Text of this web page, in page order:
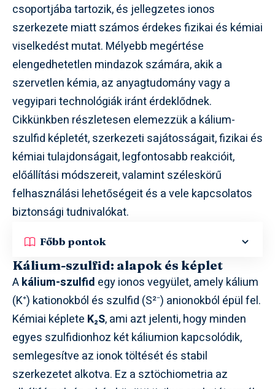
csoportjába tartozik, és jellegzetes ionos
szerkezete miatt számos érdekes fizikai és kémiai
viselkedést mutat. Mélyebb megértése
elengedhetetlen mindazok számára, akik a
szervetlen kémia, az anyagtudomány vagy a
vegyipari technológiák iránt érdeklődnek.
Cikkünkben részletesen elemezzük a kálium-
szulfid képletét, szerkezeti sajátosságait, fizikai és
kémiai tulajdonságait, legfontosabb reakcióit,
előállítási módszereit, valamint széleskörű
felhasználási lehetőségeit és a vele kapcsolatos
biztonsági tudnivalókat.
Főbb pontok
Kálium-szulfid: alapok és képlet
Akálium-szulfid egy ionos vegyület, amely kálium
(K⁺) kationokból és szulfid (S²⁻) anionokból épül fel.
Kémiai képlete K₂S, ami azt jelenti, hogy minden
egyes szulfidionhoz két káliumion kapcsolódik,
semlegesítve az ionok töltését és stabil
szerkezetet alkotva. Ez a sztöchiometria az